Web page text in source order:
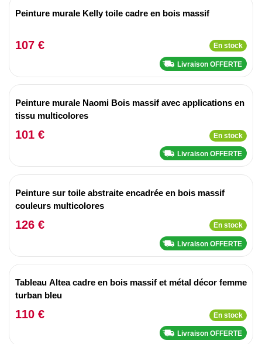
Peinture murale Kelly toile cadre en bois massif
107 € En stock
Livraison OFFERTE
Peinture murale Naomi Bois massif avec applications en
tissu multicolores
101 € En stock
Livraison OFFERTE
Peinture sur toile abstraite encadrée en bois massif
couleurs multicolores
126 € En stock
Livraison OFFERTE
Tableau Altea cadre en bois massif et métal décor femme
turban bleu
110 € En stock
Livraison OFFERTE